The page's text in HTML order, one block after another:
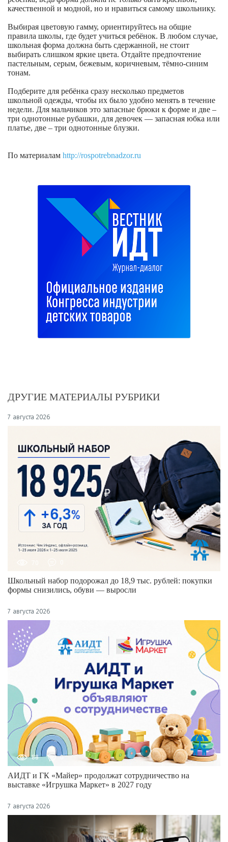
качественной и модной, но и нравиться самому школьнику.
Выбирая цветовую гамму, ориентируйтесь на общие
правила школы, где будет учиться ребёнок. В любом случае,
школьная форма должна быть сдержанной, не стоит
выбирать слишком яркие цвета. Отдайте предпочтение
пастельным, серым, бежевым, коричневым, тёмно-синим
тонам.
Подберите для ребёнка сразу несколько предметов
школьной одежды, чтобы их было удобно менять в течение
недели. Для мальчиков это запасные брюки к форме и две –
три однотонные рубашки, для девочек — запасная юбка или
платье, две – три однотонные блузки.
По материалам http://rospotrebnadzor.ru
ДРУГИЕ МАТЕРИАЛЫ РУБРИКИ
7 августа 2026
Школьный набор подорожал до 18,9 тыс. рублей: покупки
формы снизились, обуви — выросли
7 августа 2026
88 0
АИДТ и ГК «Майер» продолжат сотрудничество на
выставке «Игрушка Маркет» в 2027 году
7 августа 2026